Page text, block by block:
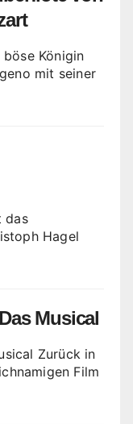
Königin
mit seiner
das
Hagel
Musical
Zurück in
Film